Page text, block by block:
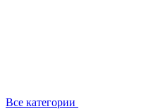
Все категории